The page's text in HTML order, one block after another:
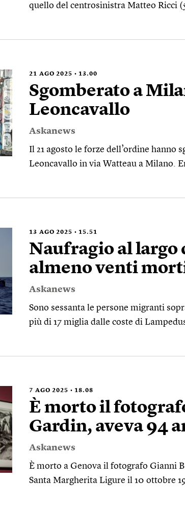
quello del centrosinistra Matteo Ricci
21 AGO 2025 13.00
Sgomberato a
Leoncavallo
Askanews
Il 21 agosto le forze dell’ordine hanno
Leoncavallo in via Watteau a Milano.
13 AGO 2025 15.51
Naufragio al largo
almeno venti
Askanews
Sono sessanta le persone migranti
più di 17 miglia dalle coste di
7 AGO 2025 18.08
È morto il
Gardin, aveva 94
Askanews
È morto a Genova il fotografo Gianni
Santa Margherita Ligure il 10 ottobre